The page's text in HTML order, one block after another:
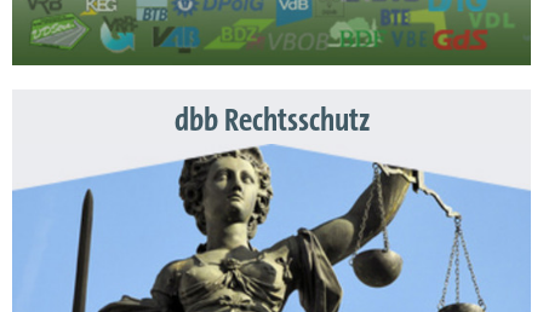
dbb Rechtsschutz